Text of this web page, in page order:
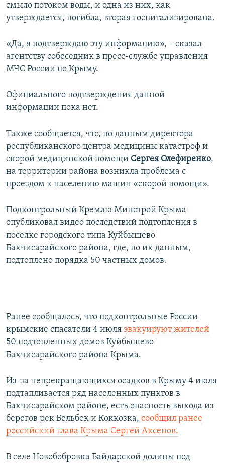
смыло потоком воды, и одна из них, как
утверждается, погибла, вторая госпитализирована.
«Да, я подтверждаю эту информацию», – сказал
агентству собеседник в пресс-службе управления
МЧС России по Крыму.
Официального подтверждения данной
информации пока нет.
Также сообщается, что, по данным директора
республиканского центра медицины катастроф и
скорой медицинской помощи Сергея Олефиренко,
на территории района возникла проблема с
проездом к населению машин «скорой помощи».
Подконтрольный Кремлю Минстрой Крыма
опубликовал видео последствий подтопления в
поселке городского типа Куйбышево
Бахчисарайского района, где, по их данным,
подтоплено порядка 50 частных домов.
Ранее сообщалось, что подконтрольные России
крымские спасатели 4 июля эвакуируют жителей
50 подтопленных домов Куйбышево
Бахчисарайского района Крыма.
Из-за непрекращающихся осадков в Крыму 4 июля
подтапливается ряд населенных пунктов в
Бахчисарайском районе, есть опасность выхода из
берегов рек Бельбек и Коккозка, сообщил ранее
российский глава Крыма Сергей Аксенов.
В селе Новобобровка Байдарской долины под